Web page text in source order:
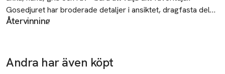
Gosedjuret har broderade detaljer i ansiktet, dragfasta delar
och testade sömmar.
Ta bort lappar, plastdetaljer och snören innan leksaken ges
Återvinning
till ett barn.
Andra har även köpt